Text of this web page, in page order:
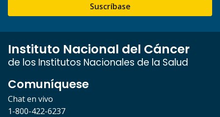
Suscríbase
Instituto Nacional del Cáncer
de los Institutos Nacionales de la Salud
Comuníquese
Chat en vivo
1-800-422-6237